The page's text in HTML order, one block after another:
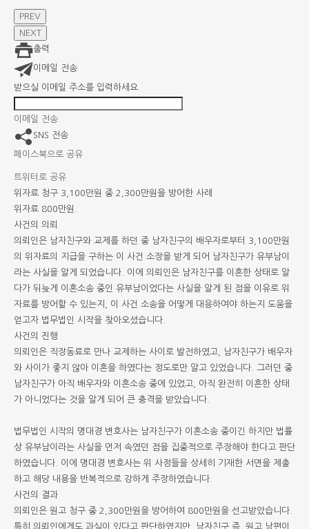
PREV
NEXT
출력
이메일 전송
받으실 이메일 주소를 입력하세요.
이메일 전송
SNS 전송
페이스북으로 공유
트위터로 공유
위자료 청구 3,100만원 중 2,300만원을 방어한 사례
위자료 800만원.
사건의 의뢰
의뢰인은 남자친구와 교제를 하던 중 남자친구의 배우자로부터 3,100만원
의 위자료의 지급을 구하는 이 사건 소장을 받게 되어 남자친구가 유부남이
라는 사실을 알게 되었습니다. 이에 의뢰인은 남자친구를 이혼한 상태로 알
다가 뒤늦게 이혼소송 중인 유부남이었다는 사실을 알게 된 점을 이유로 위
자료를 방어할 수 있는지, 이 사건 소송을 어떻게 대응하여야 하는지 도움을
얻고자 법무법인 시작을 찾아오셨습니다.
사건의 진행
의뢰인은 직장동료로 만나 교제하는 사이로 발전하였고, 남자친구가 배우자
와 사이가 좋지 않아 이혼을 하였다는 정도로만 알고 있었습니다. 그러던 중
남자친구가 아직 배우자와 이혼소송 중에 있었고, 아직 완전히 이혼한 상태
가 아니었다는 것을 알게 되어 큰 충격을 받았습니다.
법무법인 시작의 명대경 변호사는 남자친구가 이혼소송 중이긴 하지만 법률
상 유부남이라는 사실을 먼저 속였던 점을 집중적으로 주장해야 한다고 판단
하였습니다. 이에 명대경 변호사는 위 사정들을 상세히 기재한 서면을 제출
하고 해당 내용을 반복적으로 강하게 주장하였습니다.
사건의 결과
의뢰인은 원고 청구 중 2,300만원을 방어하여 800만원을 선고받았습니다.
특히 의뢰인에게도 과실이 있다고 판단하였지만, 남자친구 즉, 원고 남편이